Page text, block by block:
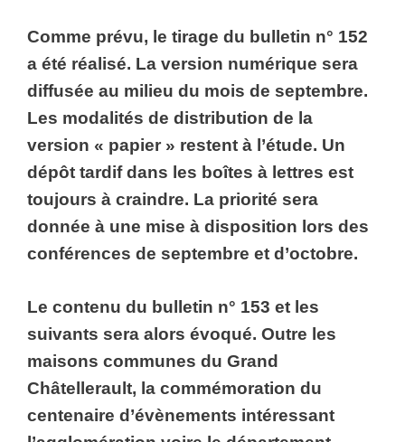
Comme prévu, le tirage du bulletin n° 152
a été réalisé. La version numérique sera
diffusée au milieu du mois de septembre.
Les modalités de distribution de la
version « papier » restent à l’étude. Un
dépôt tardif dans les boîtes à lettres est
toujours à craindre. La priorité sera
donnée à une mise à disposition lors des
conférences de septembre et d’octobre.
Le contenu du bulletin n° 153 et les
suivants sera alors évoqué. Outre les
maisons communes du Grand
Châtellerault, la commémoration du
centenaire d’évènements intéressant